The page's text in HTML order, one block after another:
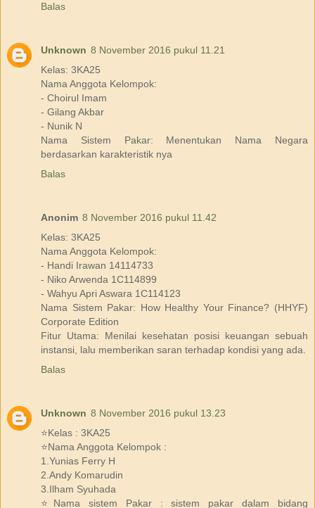
Balas
Unknown 8 November 2016 pukul 11.21
Kelas: 3KA25
Nama Anggota Kelompok:
- Choirul Imam
- Gilang Akbar
- Nunik N
Nama Sistem Pakar: Menentukan Nama Negara
berdasarkan karakteristik nya
Balas
Anonim 8 November 2016 pukul 11.42
Kelas: 3KA25
Nama Anggota Kelompok:
- Handi Irawan 14114733
- Niko Arwenda 1C114899
- Wahyu Apri Aswara 1C114123
Nama Sistem Pakar: How Healthy Your Finance? (HHYF)
Corporate Edition
Fitur Utama: Menilai kesehatan posisi keuangan sebuah
instansi, lalu memberikan saran terhadap kondisi yang ada.
Balas
Unknown 8 November 2016 pukul 13.23
⭐Kelas : 3KA25
⭐Nama Anggota Kelompok :
1.Yunias Ferry H
2.Andy Komarudin
3.Ilham Syuhada
⭐Nama sistem Pakar : sistem pakar dalam bidang